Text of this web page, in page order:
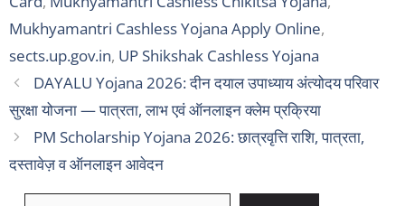
Mukhyamantri Cashless Yojana Apply Online,
sects.up.gov.in, UP Shikshak Cashless Yojana
DAYALU Yojana 2026: दीन दयाल उपाध्याय अंत्योदय परिवार
सुरक्षा योजना — पात्रता, लाभ एवं ऑनलाइन क्लेम प्रक्रिया
PM Scholarship Yojana 2026: छात्रवृत्ति राशि, पात्रता,
दस्तावेज़ व ऑनलाइन आवेदन